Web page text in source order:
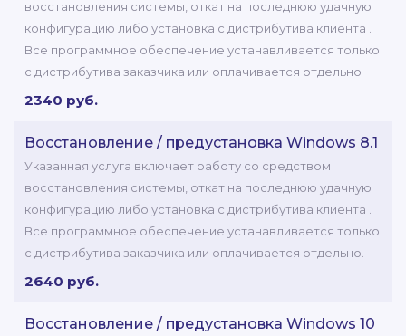
восстановления системы, откат на последнюю удачную
конфигурацию либо установка с дистрибутива клиента .
Все программное обеспечение устанавливается только
с дистрибутива заказчика или оплачивается отдельно
2340 руб.
Восстановление / предустановка Windows 8.1
Указанная услуга включает работу со средством
восстановления системы, откат на последнюю удачную
конфигурацию либо установка с дистрибутива клиента .
Все программное обеспечение устанавливается только
с дистрибутива заказчика или оплачивается отдельно.
2640 руб.
Восстановление / предустановка Windows 10